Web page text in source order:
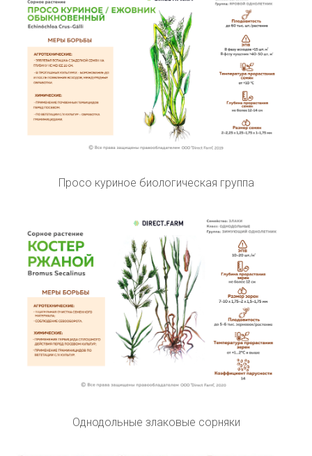
Просо куриное биологическая группа
Однодольные злаковые сорняки